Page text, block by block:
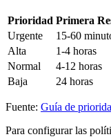
Prioridad Primera
Urgente
15-60
Alta
1-4 horas
Normal
4-12 horas
Baja
24 horas
Fuente: Guía de
Para configurar las